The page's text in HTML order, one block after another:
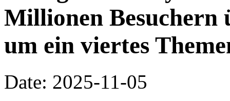
Millionen
um ein viertes
Date: 2025-11-05